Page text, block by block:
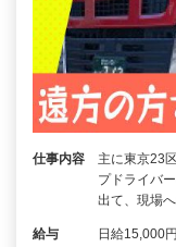
仕事内容
主に東京23
プドライバ
出て、現場
給与 日給15,000